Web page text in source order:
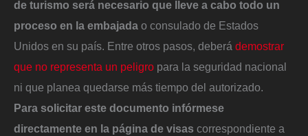
de turismo será necesario que lleve a cabo todo un
proceso en la embajada o consulado de Estados
Unidos en su país. Entre otros pasos, deberá demostrar
que no representa un peligro para la seguridad nacional
ni que planea quedarse más tiempo del autorizado.
Para solicitar este documento infórmese
directamente en la página de visas correspondiente a